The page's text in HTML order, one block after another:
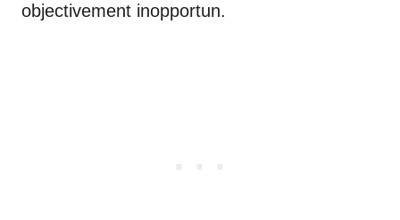
objectivement inopportun.